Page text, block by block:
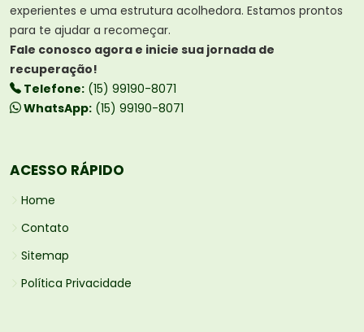
experientes e uma estrutura acolhedora. Estamos prontos
para te ajudar a recomeçar.
Fale conosco agora e inicie sua jornada de
recuperação!
Telefone: (15) 99190-8071
WhatsApp: (15) 99190-8071
ACESSO RÁPIDO
Home
Contato
Sitemap
Política Privacidade